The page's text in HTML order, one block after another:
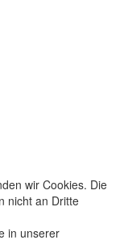
wir Cookies. Die
nicht an Dritte
in unserer